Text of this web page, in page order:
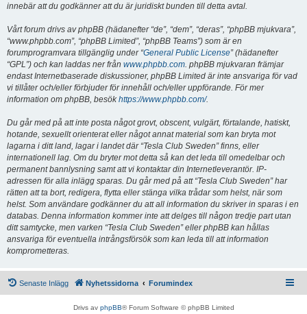
innebär att du godkänner att du är juridiskt bunden till detta avtal.
Vårt forum drivs av phpBB (hädanefter “de”, “dem”, “deras”, “phpBB mjukvara”,
“www.phpbb.com”, “phpBB Limited”, “phpBB Teams”) som är en
forumprogramvara tillgänglig under “General Public License” (hädanefter
“GPL”) och kan laddas ner från www.phpbb.com. phpBB mjukvaran främjar
endast Internetbaserade diskussioner, phpBB Limited är inte ansvariga för vad
vi tillåter och/eller förbjuder för innehåll och/eller uppförande. För mer
information om phpBB, besökhttps://www.phpbb.com/.
Du går med på att inte posta något grovt, obscent, vulgärt, förtalande, hatiskt,
hotande, sexuellt orienterat eller något annat material som kan bryta mot
lagarna i ditt land, lagar i landet där “Tesla Club Sweden” finns, eller
internationell lag. Om du bryter mot detta så kan det leda till omedelbar och
permanent bannlysning samt att vi kontaktar din Internetleverantör. IP-
adressen för alla inlägg sparas. Du går med på att “Tesla Club Sweden” har
rätten att ta bort, redigera, flytta eller stänga vilka trådar som helst, när som
helst. Som användare godkänner du att all information du skriver in sparas i en
databas. Denna information kommer inte att delges till någon tredje part utan
ditt samtycke, men varken “Tesla Club Sweden” eller phpBB kan hållas
ansvariga för eventuella intrångsförsök som kan leda till att information
komprometteras.
Senaste Inlägg Nyhetssidorna Forumindex
Drivs av phpBB® Forum Software © phpBB Limited